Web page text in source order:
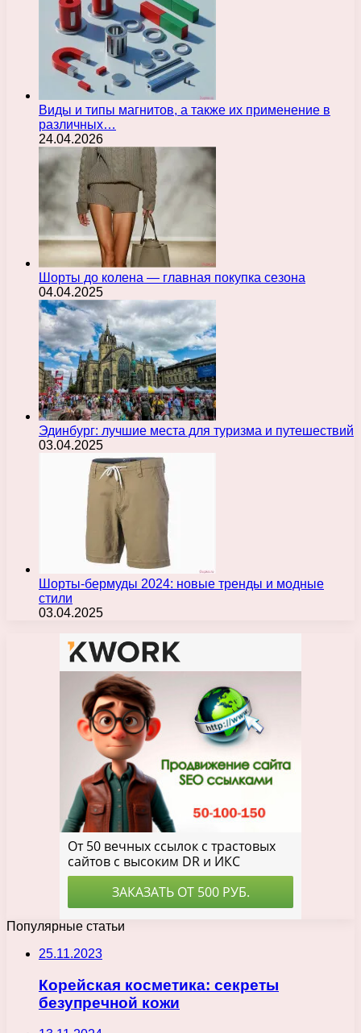
Виды и типы магнитов, а также их применение в
различных…
24.04.2026
Шорты до колена — главная покупка сезона
04.04.2025
Эдинбург: лучшие места для туризма и путешествий
03.04.2025
Шорты-бермуды 2024: новые тренды и модные
стили
03.04.2025
Популярные статьи
25.11.2023
Корейская косметика: секреты
безупречной кожи